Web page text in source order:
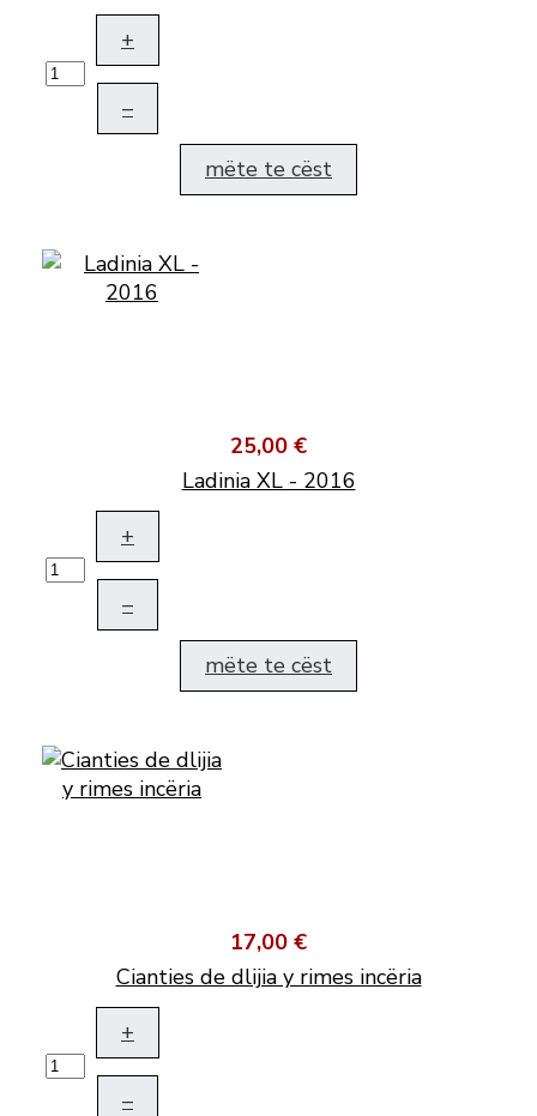
+
–
mëte te cëst
25,00 €
Ladinia XL - 2016
+
–
mëte te cëst
17,00 €
Cianties de dlijia y rimes incëria
+
–